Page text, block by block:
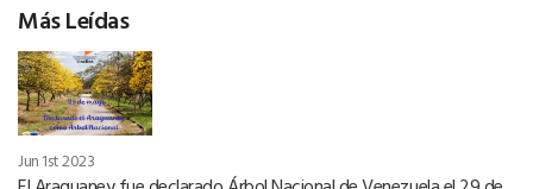
Más Leídas
Jun 1st 2023